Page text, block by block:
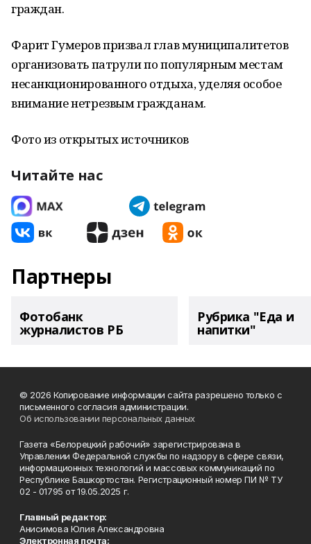
граждан.
Фарит Гумеров призвал глав муниципалитетов
организовать патрули по популярным местам
несанкционированного отдыха, уделяя особое
внимание нетрезвым гражданам.
Фото из открытых источников
Читайте нас
Партнеры
Фотобанк
журналистов РБ
Рубрика "Еда и
напитки"
© 2026 Копирование информации сайта разрешено только с
письменного согласия администрации.
Об использовании персональных данных
Газета «Белорецкий рабочий» зарегистрирована в
Управлении Федеральной службы по надзору в сфере связи,
информационных технологий и массовых коммуникаций по
Республике Башкортостан. Регистрационный номер ПИ № ТУ
02 - 01795 от 19.05.2025 г.
Главный редактор:
Анисимова Юлия Александровна
Электронная почта: